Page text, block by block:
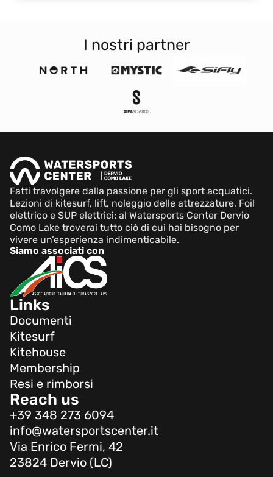
I nostri partner
Fatti travolgere dalla passione per gli sport acquatici.
Lezioni di kitesurf, lift, noleggio delle attrezzature, Foil
elettrico e SUP elettrici: al Watersports Center Dervio
Como Lake troverai tutto ciò di cui hai bisogno per
vivere un’esperienza indimenticabile.
Siamo associati con
Links
Documenti
Kitesurf
Kitehouse
Membership
Resi e rimborsi
Reach us
+39 348 273 6094
info@watersportscenter.it
Via Enrico Fermi, 42
23824 Dervio (LC)